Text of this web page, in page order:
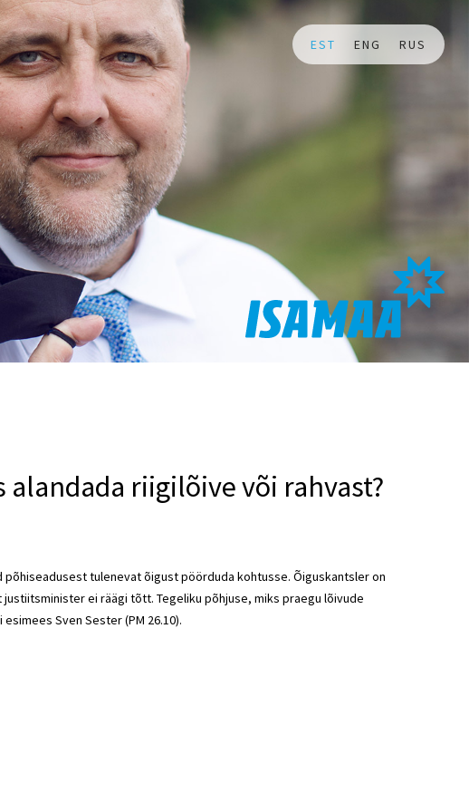
EST ENG RUS
riigilõive või rahvast?
tulenevat õigust pöörduda kohtusse. Õiguskantsler on
ei räägi tõtt. Tegeliku põhjuse, miks praegu lõivude
Sven Sester (PM 26.10).